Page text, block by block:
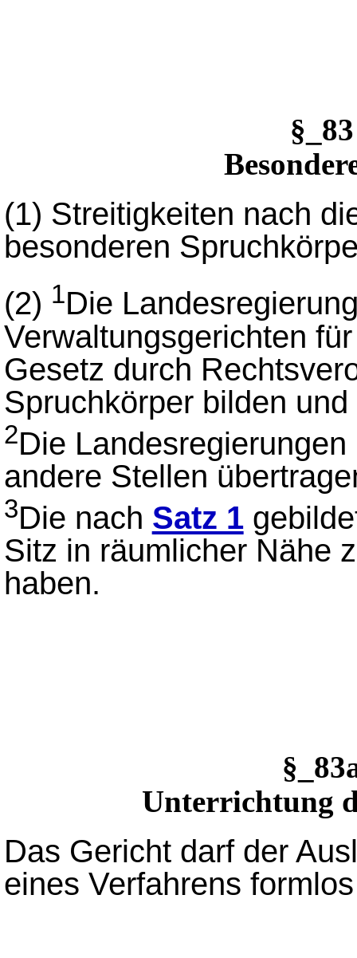
(1) Streitigkeiten nach
besonderen
(2) 1Die
Verwaltungsgerichten
Gesetz durch
Spruchkörper bilden
2Die
andere Stellen
3Die nach Satz 1
Sitz in räumlicher Nähe
haben.
Unterrichtung
Das Gericht darf der
eines Verfahrens